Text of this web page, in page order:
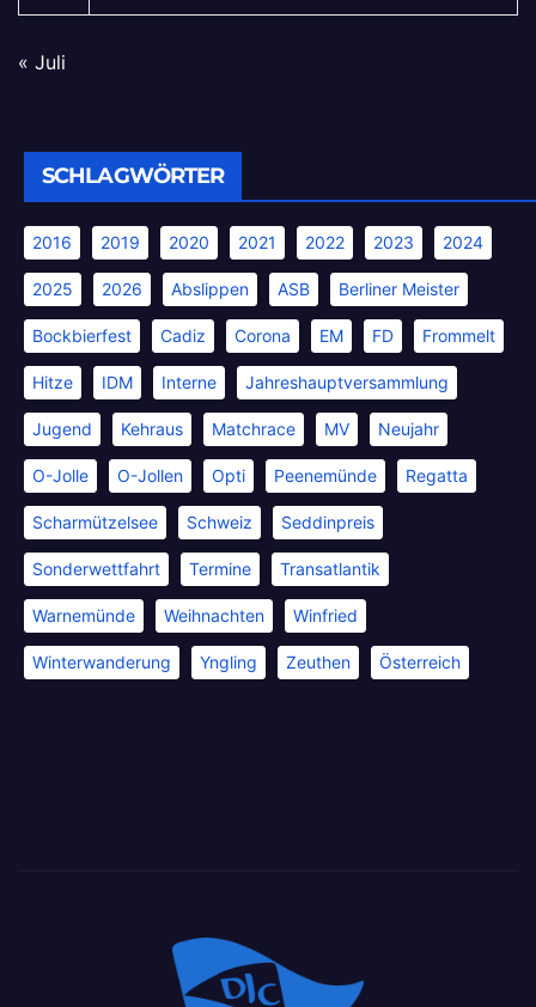
« Juli
SCHLAGWÖRTER
2016 2019 2020 2021 2022 2023 2024
2025 2026 Abslippen ASB Berliner Meister
Bockbierfest Cadiz Corona EM FD Frommelt
Hitze IDM Interne Jahreshauptversammlung
Jugend Kehraus Matchrace MV Neujahr
O-Jolle O-Jollen Opti Peenemünde Regatta
Scharmützelsee Schweiz Seddinpreis
Sonderwettfahrt Termine Transatlantik
Warnemünde Weihnachten Winfried
Winterwanderung Yngling Zeuthen Österreich